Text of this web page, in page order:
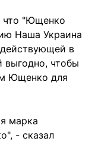
что "Ющенко
Наша Украина
в
выгодно, чтобы
Ющенко для
марка
- сказал